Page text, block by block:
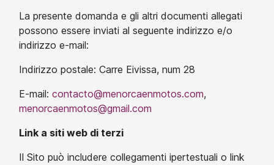
La presente domanda e gli altri documenti allegati
possono essere inviati al seguente indirizzo e/o
indirizzo e-mail:
Indirizzo postale: Carre Eivissa, num 28
E-mail: contacto@menorcaenmotos.com,
menorcaenmotos@gmail.com
Link a siti web di terzi
Il Sito può includere collegamenti ipertestuali o link